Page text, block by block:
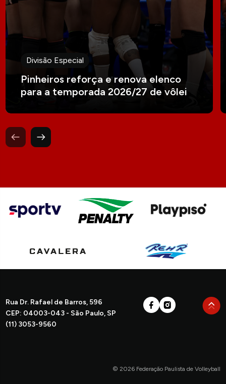
Divisão Especial
Pinheiros reforça e renova elenco
para a temporada 2026/27 de vôlei
Rua Dr. Rafael de Barros, 596
CEP: 04003-043 - São Paulo, SP
(11) 3053-9560
© 2026 Federação Paulista de Volleyball